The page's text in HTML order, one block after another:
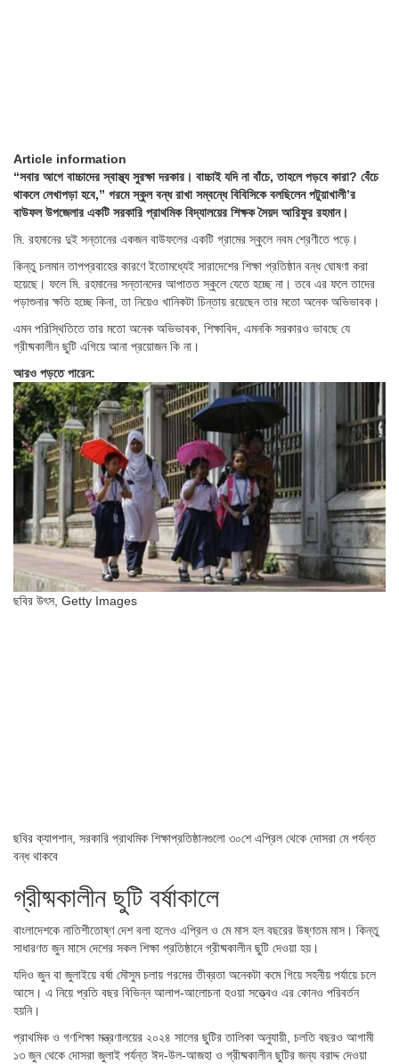
Article information
“সবার আগে বাচ্চাদের স্বাস্থ্য সুরক্ষা দরকার। বাচ্চাই যদি না বাঁচে, তাহলে পড়বে কারা? বেঁচে
থাকলে লেখাপড়া হবে,” গরমে স্কুল বন্ধ রাখা সম্বন্ধে বিবিসিকে বলছিলেন পটুয়াখালী’র
বাউফল উপজেলার একটি সরকারি প্রাথমিক বিদ্যালয়ের শিক্ষক সৈয়দ আরিফুর রহমান।
মি. রহমানের দুই সন্তানের একজন বাউফলের একটি গ্রামের স্কুলে নবম শ্রেণীতে পড়ে।
কিন্তু চলমান তাপপ্রবাহের কারণে ইতোমধ্যেই সারাদেশের শিক্ষা প্রতিষ্ঠান বন্ধ ঘোষণা করা
হয়েছে। ফলে মি. রহমানের সন্তানদের আপাতত স্কুলে যেতে হচ্ছে না। তবে এর ফলে তাদের
পড়াশুনার ক্ষতি হচ্ছে কিনা, তা নিয়েও খানিকটা চিন্তায় রয়েছেন তার মতো অনেক অভিভাবক।
এমন পরিস্থিতিতে তার মতো অনেক অভিভাবক, শিক্ষাবিদ, এমনকি সরকারও ভাবছে যে
গ্রীষ্মকালীন ছুটি এগিয়ে আনা প্রয়োজন কি না।
আরও পড়তে পারেন:
ছবির উৎস, Getty Images
ছবির ক্যাপশান, সরকারি প্রাথমিক শিক্ষাপ্রতিষ্ঠানগুলো ৩০শে এপ্রিল থেকে দোসরা মে পর্যন্ত
বন্ধ থাকবে
গ্রীষ্মকালীন ছুটি বর্ষাকালে
বাংলাদেশকে নাতিশীতোষ্ণ দেশ বলা হলেও এপ্রিল ও মে মাস হল বছরের উষ্ণতম মাস। কিন্তু
সাধারণত জুন মাসে দেশের সকল শিক্ষা প্রতিষ্ঠানে গ্রীষ্মকালীন ছুটি দেওয়া হয়।
যদিও জুন বা জুলাইয়ে বর্ষা মৌসুম চলায় গরমের তীব্রতা অনেকটা কমে গিয়ে সহনীয় পর্যায়ে চলে
আসে। এ নিয়ে প্রতি বছর বিভিন্ন আলাপ-আলোচনা হওয়া সত্ত্বেও এর কোনও পরিবর্তন
হয়নি।
প্রাথমিক ও গণশিক্ষা মন্ত্রণালয়ের ২০২৪ সালের ছুটির তালিকা অনুযায়ী, চলতি বছরও আগামী
১৩ জুন থেকে দোসরা জুলাই পর্যন্ত ঈদ-উল-আজহা ও গ্রীষ্মকালীন ছুটির জন্য বরাদ্দ দেওয়া